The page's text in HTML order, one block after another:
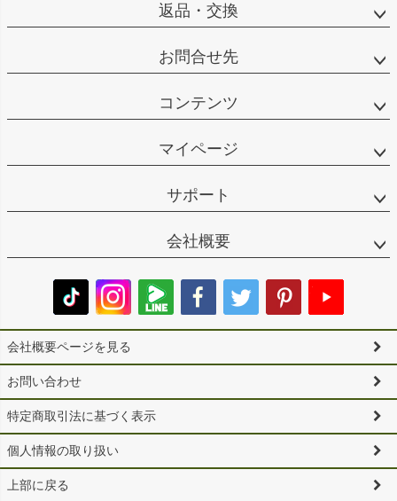
返品・交換
お問合せ先
コンテンツ
マイページ
サポート
会社概要
会社概要ページを見る
お問い合わせ
特定商取引法に基づく表示
個人情報の取り扱い
上部に戻る